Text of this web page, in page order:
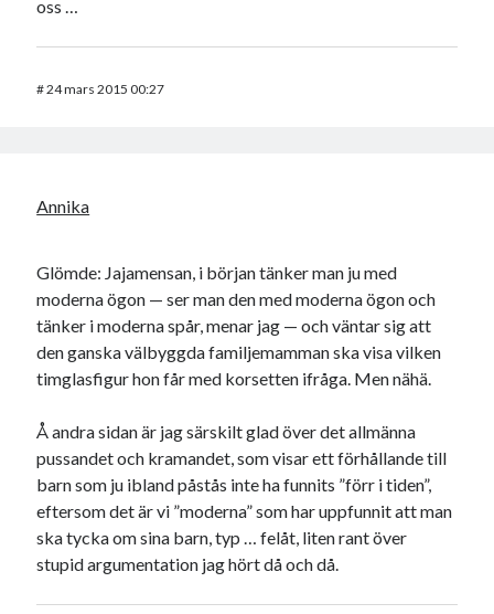
oss …
#24 mars 2015 00:27
Annika
Glömde: Jajamensan, i början tänker man ju med
moderna ögon — ser man den med moderna ögon och
tänker i moderna spår, menar jag — och väntar sig att
den ganska välbyggda familjemamman ska visa vilken
timglasfigur hon får med korsetten ifråga. Men nähä.
Å andra sidan är jag särskilt glad över det allmänna
pussandet och kramandet, som visar ett förhållande till
barn som ju ibland påstås inte ha funnits ”förr i tiden”,
eftersom det är vi ”moderna” som har uppfunnit att man
ska tycka om sina barn, typ … felåt, liten rant över
stupid argumentation jag hört då och då.